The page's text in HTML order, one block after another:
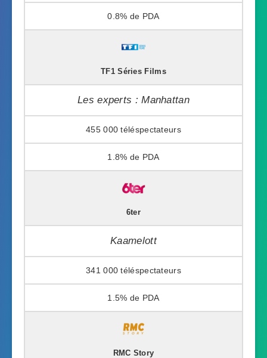
0.8%
TF1 Séries Films
Les experts : Manhattan
455 000
1.8%
6ter
Kaamelott
341 000
1.5%
RMC Story